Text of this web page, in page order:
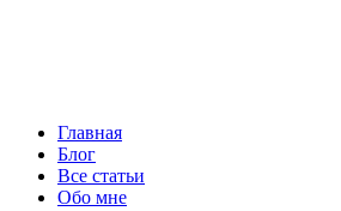
Главная
Блог
Все статьи
Обо мне